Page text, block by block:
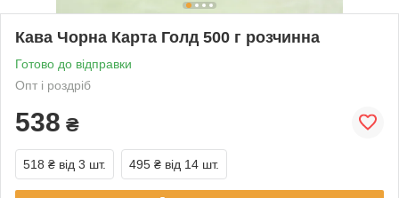
Кава Чорна Карта Голд 500 г розчинна
Готово до відправки
Опт і роздріб
538 ₴
518 ₴ від 3 шт. 495 ₴ від 14 шт.